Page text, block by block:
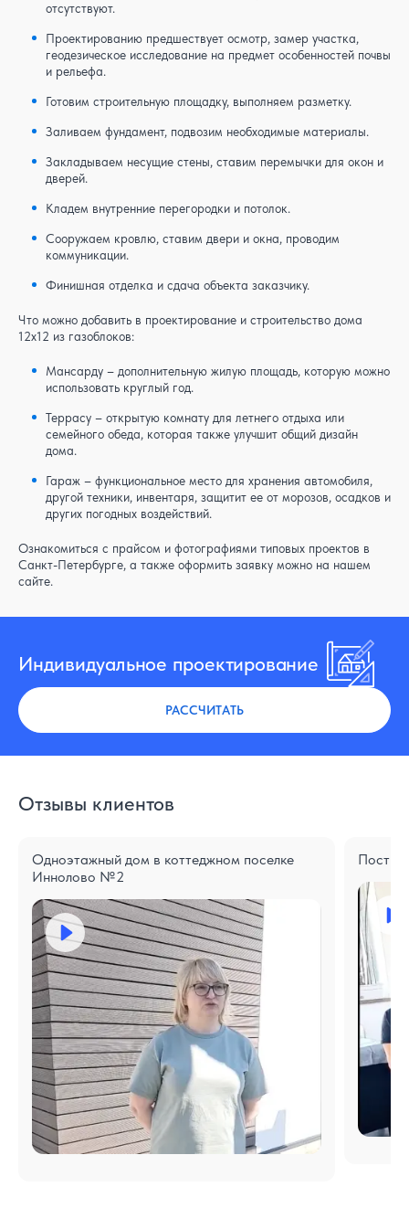
отсутствуют.
Проектированию предшествует осмотр, замер участка,
геодезическое исследование на предмет особенностей почвы
и рельефа.
Готовим строительную площадку, выполняем разметку.
Заливаем фундамент, подвозим необходимые материалы.
Закладываем несущие стены, ставим перемычки для окон и
дверей.
Кладем внутренние перегородки и потолок.
Сооружаем кровлю, ставим двери и окна, проводим
коммуникации.
Финишная отделка и сдача объекта заказчику.
Что можно добавить в проектирование и строительство дома
12x12 из газоблоков:
Мансарду – дополнительную жилую площадь, которую можно
использовать круглый год.
Террасу – открытую комнату для летнего отдыха или
семейного обеда, которая также улучшит общий дизайн
дома.
Гараж – функциональное место для хранения автомобиля,
другой техники, инвентаря, защитит ее от морозов, осадков и
других погодных воздействий.
Ознакомиться с прайсом и фотографиями типовых проектов в
Санкт-Петербурге, а также оформить заявку можно на нашем
сайте.
Индивидуальное проектирование
РАССЧИТАТЬ
Отзывы клиентов
Одноэтажный дом в коттеджном поселке
Иннолово №2